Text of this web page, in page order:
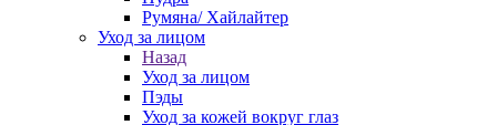
Румяна/ Хайлайтер
Уход за лицом
Назад
Уход за лицом
Пэды
Уход за кожей вокруг глаз